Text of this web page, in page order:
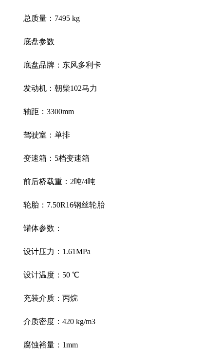
总质量： 7495 kg
底盘参数
底盘品牌：东风多利卡
发动机：朝柴102马力
轴距： 3300mm
驾驶室：单排
变速箱： 5档变速箱
前后桥载重： 2吨/4吨
轮胎： 7.50R16钢丝轮胎
罐体参数：
设计压力： 1.61MPa
设计温度： 50 ℃
充装介质：丙烷
介质密度： 420 kg/m3
腐蚀裕量： 1mm